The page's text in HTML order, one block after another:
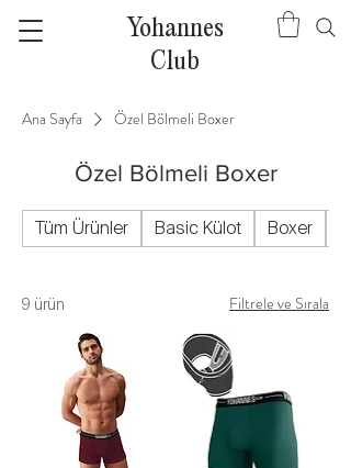
Yohannes
Club
Ana Sayfa Özel Bölmeli Boxer
Özel Bölmeli Boxer
Tüm Ürünler Basic Külot Boxer
9 ürün Filtrele ve Sırala